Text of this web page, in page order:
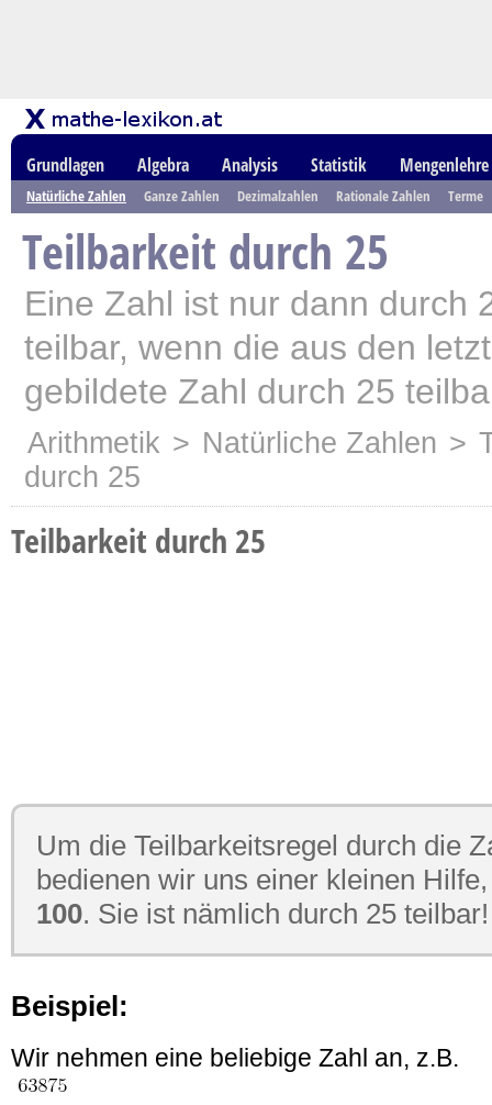
Grundlagen Algebra Analysis Statistik Mengenlehre
Natürliche Zahlen Ganze Zahlen Dezimalzahlen Rationale Zahlen Terme
Teilbarkeit durch 25
Eine Zahl ist nur dann durch
teilbar, wenn die aus den
gebildete Zahl durch 25
Arithmetik > Natürliche Zahlen >
durch 25
Teilbarkeit durch 25
Um die Teilbarkeitsregel durch die
bedienen wir uns einer kleinen
100. Sie ist nämlich durch 25 teilbar!
Beispiel:
Wir nehmen eine beliebige Zahl an, z.B.